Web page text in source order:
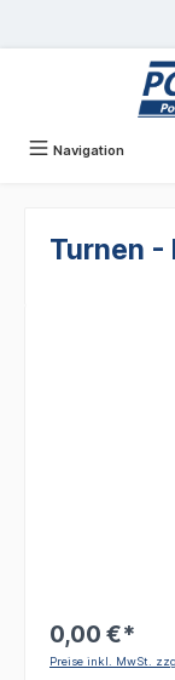
Navigation
Turnen -
0,00 €*
Preise inkl. MwSt.